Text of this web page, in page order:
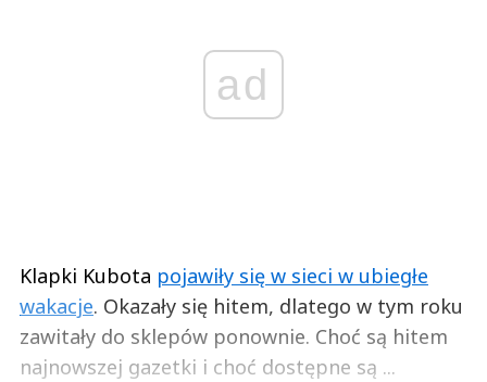
ad
Klapki Kubota pojawiły się w sieci w ubiegłe
wakacje. Okazały się hitem, dlatego w tym roku
zawitały do sklepów ponownie. Choć są hitem
najnowszej gazetki i choć dostępne są ...